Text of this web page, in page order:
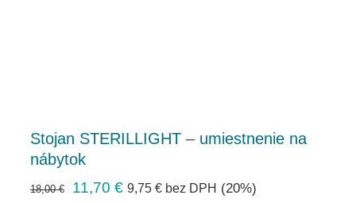
Stojan STERILLIGHT – umiestnenie na
nábytok
18,00€ 11,70 € 9,75 € bez DPH (20%)